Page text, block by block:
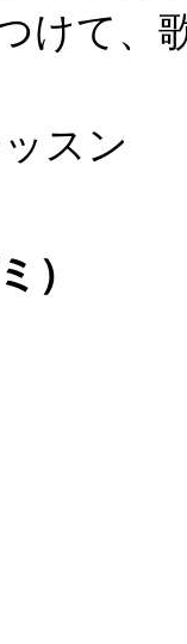
けて、
スン
）